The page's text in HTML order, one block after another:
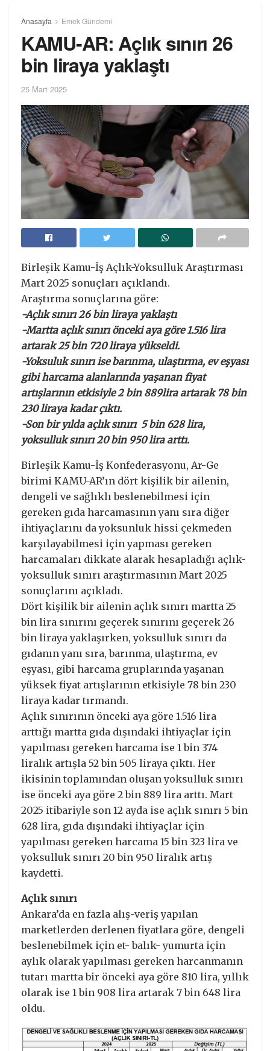
Anasayfa Emek Gündemi
KAMU-AR: Açlık sınırı 26
bin liraya yaklaştı
25 Mart 2025
Birleşik Kamu-İş Açlık-Yoksulluk Araştırması
Mart 2025 sonuçları açıklandı.
Araştırma sonuçlarına göre:
-Açlık sınırı 26 bin liraya yaklaştı
-Martta açlık sınırı önceki aya göre 1.516 lira
artarak 25 bin 720 liraya yükseldi.
-Yoksuluk sınırı ise barınma, ulaştırma, ev eşyası
gibi harcama alanlarında yaşanan fiyat
artışlarının etkisiyle 2 bin 889lira artarak 78 bin
230 liraya kadar çıktı.
-Son bir yılda açlık sınırı 5 bin 628 lira,
yoksulluk sınırı 20 bin 950 lira arttı.
Birleşik Kamu-İş Konfederasyonu, Ar-Ge
birimi KAMU-AR’ın dört kişilik bir ailenin,
dengeli ve sağlıklı beslenebilmesi için
gereken gıda harcamasının yanı sıra diğer
ihtiyaçlarını da yoksunluk hissi çekmeden
karşılayabilmesi için yapması gereken
harcamaları dikkate alarak hesapladığı açlık-
yoksulluk sınırı araştırmasının Mart 2025
sonuçlarını açıkladı.
Dört kişilik bir ailenin açlık sınırı martta 25
bin lira sınırını geçerek sınırını geçerek 26
bin liraya yaklaşırken, yoksulluk sınırı da
gıdanın yanı sıra, barınma, ulaştırma, ev
eşyası, gibi harcama gruplarında yaşanan
yüksek fiyat artışlarının etkisiyle 78 bin 230
liraya kadar tırmandı.
Açlık sınırının önceki aya göre 1.516 lira
arttığı martta gıda dışındaki ihtiyaçlar için
yapılması gereken harcama ise 1 bin 374
liralık artışla 52 bin 505 liraya çıktı. Her
ikisinin toplamından oluşan yoksulluk sınırı
ise önceki aya göre 2 bin 889 lira arttı. Mart
2025 itibariyle son 12 ayda ise açlık sınırı 5 bin
628 lira, gıda dışındaki ihtiyaçlar için
yapılması gereken harcama 15 bin 323 lira ve
yoksulluk sınırı 20 bin 950 liralık artış
kaydetti.
Açlık sınırı
Ankara’da en fazla alış-veriş yapılan
marketlerden derlenen fiyatlara göre, dengeli
beslenebilmek için et- balık- yumurta için
aylık olarak yapılması gereken harcanmanın
tutarı martta bir önceki aya göre 810 lira, yıllık
olarak ise 1 bin 908 lira artarak 7 bin 648 lira
oldu.